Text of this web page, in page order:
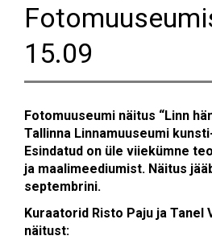
15.09
Fotomuuseumi näitus “Linn
Tallinna Linnamuuseumi
Esindatud on üle viiekümne
ja maalimeediumist. Näitus
septembrini.
Kuraatorid Risto Paju ja Tanel
näitust: